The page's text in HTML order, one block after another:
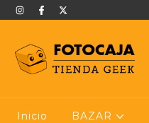
Inicio BAZAR